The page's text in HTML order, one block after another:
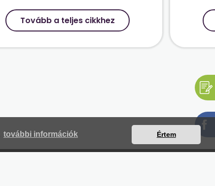
további információk Értem
Tovább a teljes cikkhez